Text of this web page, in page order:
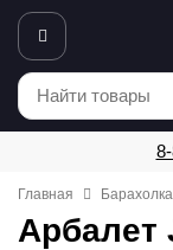
Главная Барахолка
Арбалет